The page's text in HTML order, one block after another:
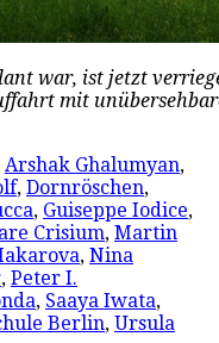
war, ist jetzt
mit
Arshak Ghalumyan,
, Dornröschen,
, Guiseppe Iodice,
Crisium, Martin
, Nina
, Peter I.
, Saaya Iwata,
Berlin, Ursula